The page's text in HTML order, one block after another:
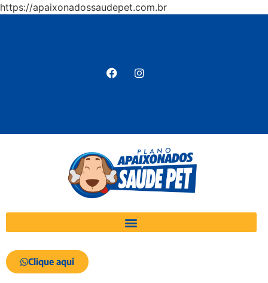
https://apaixonadossaudepet.com.br
Clique aqui